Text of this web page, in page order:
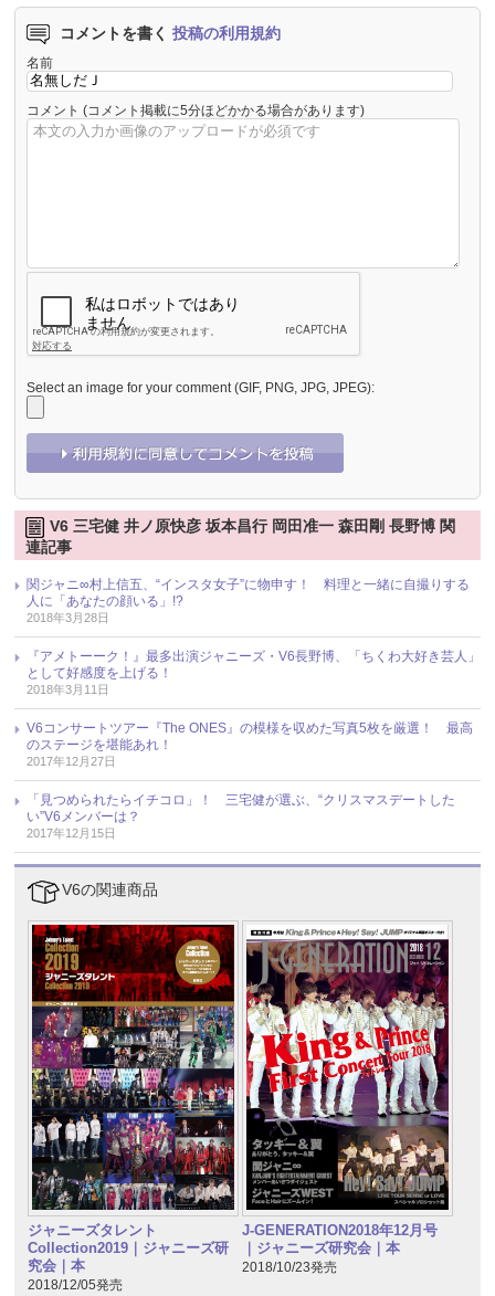
コメントを書く 投稿の利用規約
名前
コメント (コメント掲載に5分ほどかかる場合があります)
Select an image for your comment (GIF, PNG, JPG, JPEG):
V6 三宅健 井ノ原快彦 坂本昌行 岡田准一 森田剛 長野博 関
連記事
関ジャニ∞村上信五、“インスタ女子”に物申す！ 料理と一緒に自撮りする
人に「あなたの顔いる」!?
2018年3月28日
『アメトーーク！』最多出演ジャニーズ・V6長野博、「ちくわ大好き芸人」
として好感度を上げる！
2018年3月11日
V6コンサートツアー『The ONES』の模様を収めた写真5枚を厳選！ 最高
のステージを堪能あれ！
2017年12月27日
「見つめられたらイチコロ」！ 三宅健が選ぶ、“クリスマスデートした
い”V6メンバーは？
2017年12月15日
V6の関連商品
ジャニーズタレント
Collection2019｜ジャニーズ研
究会｜本
2018/12/05発売
J-GENERATION2018年12月号
｜ジャニーズ研究会｜本
2018/10/23発売